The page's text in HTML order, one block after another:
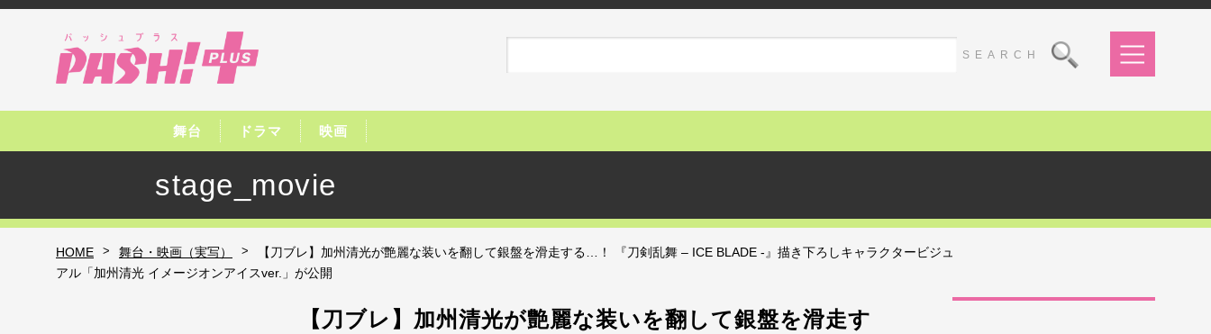
舞台 ドラマ 映画
stage_movie
HOME > 舞台・映画（実写） >
【刀ブレ】加州清光が艶麗な装いを翻して銀盤を滑走する…！ 『刀剣乱舞 – ICE BLADE -』描き下ろしキャラクタービジュ
アル「加州清光 イメージオンアイスver.」が公開
【刀ブレ】加州清光が艶麗な装いを翻して銀盤を滑走す